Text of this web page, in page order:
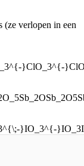
(ze verlopen in een
}ClO_3^{-
}IO_3^{-